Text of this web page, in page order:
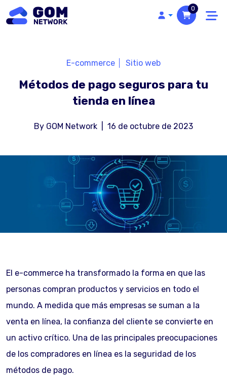
0
Métodos de pago seguros para tu
tienda en línea
E-commerce Sitio web
By GOM Network 16 de octubre de 2023
El e-commerce ha transformado la forma en que las
personas compran productos y servicios en todo el
mundo. A medida que más empresas se suman a la
venta en línea, la confianza del cliente se convierte en
un activo crítico. Una de las principales preocupaciones
de los compradores en línea es la seguridad de los
métodos de pago.